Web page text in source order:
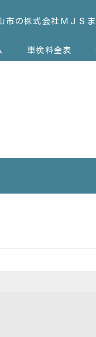
の株式会社ＭＪＳま
車検料金表